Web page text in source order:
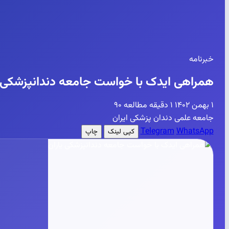
خبرنامه
همراهی ایدک با خواست جامعه دندانپزشکی
۱ بهمن ۱۴۰۲ ۱ دقیقه مطالعه
۹۰
جامعه علمی دندان پزشکی ایران
TelegramWhatsApp کپی لینک چاپ